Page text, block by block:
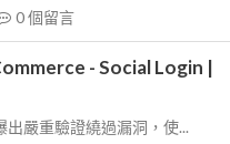
0個留言
- Social Login |
嚴重驗證繞過漏洞，使...